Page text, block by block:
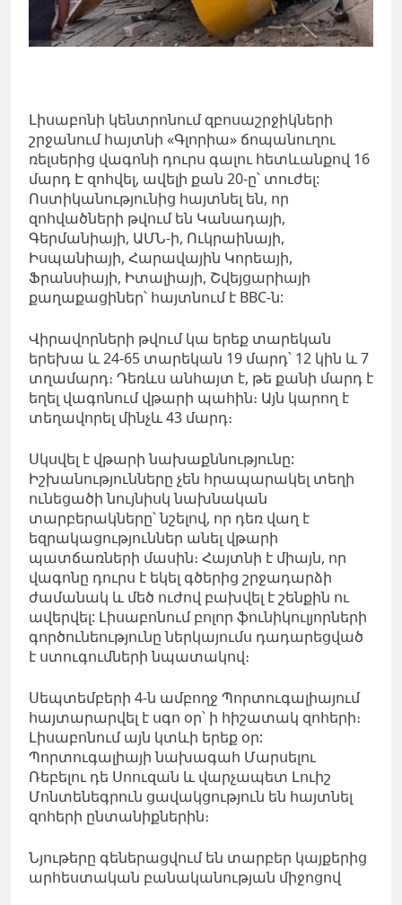
Լիսաբոնի կենտրոնում զբոսաշրջիկների
շրջանում հայտնի «Գլորիա» ճոպանուղու
ռելսերից վագոնի դուրս գալու հետևանքով 16
մարդ Է զոհվել, ավելի քան 20-ը՝ տուժել:
Ոստիկանությունից հայտնել են, որ
զոհվածների թվում են Կանադայի,
Գերմանիայի, ԱՄՆ-ի, Ուկրաինայի,
Իսպանիայի, Հարավային Կորեայի,
Ֆրանսիայի, Իտալիայի, Շվեյցարիայի
քաղաքացիներ՝ հայտնում է BBC-ն:
Վիրավորների թվում կա երեք տարեկան
երեխա և 24-65 տարեկան 19 մարդ՝ 12 կին և 7
տղամարդ։ Դեռևս անհայտ է, թե քանի մարդ է
եղել վագոնում վթարի պահին։ Այն կարող է
տեղավորել մինչև 43 մարդ։
Սկսվել է վթարի նախաքննությունը:
Իշխանությունները չեն հրապարակել տեղի
ունեցածի նույնիսկ նախնական
տարբերակները՝ նշելով, որ դեռ վաղ է
եզրակացություններ անել վթարի
պատճառների մասին։ Հայտնի է միայն, որ
վագոնը դուրս է եկել գծերից շրջադարձի
ժամանակ և մեծ ուժով բախվել է շենքին ու
ավերվել: Լիսաբոնում բոլոր ֆունիկուլյորների
գործունեությունը ներկայումս դադարեցված
է ստուգումների նպատակով։
Սեպտեմբերի 4-ն ամբողջ Պորտուգալիայում
հայտարարվել է սգո օր՝ ի հիշատակ զոհերի։
Լիսաբոնում այն կտևի երեք օր:
Պորտուգալիայի նախագահ Մարսելու
Ռեբելու դե Սոուզան և վարչապետ Լուիշ
Մոնտենեգրուն ցավակցություն են հայտնել
զոհերի ընտանիքներին։
Նյութերը գեներացվում են տարբեր կայքերից
արհեստական բանականության միջոցով